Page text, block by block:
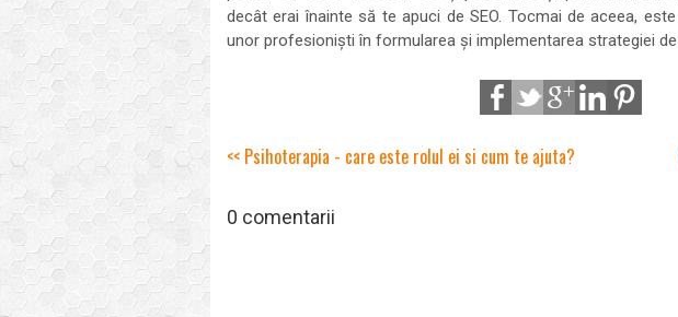
decât erai înainte să te apuci de SEO. Tocmai de aceea,
unor profesioniști în formularea și implementarea strategiei de
<< Psihoterapia - care este rolul ei si cum te ajuta?
0 comentarii